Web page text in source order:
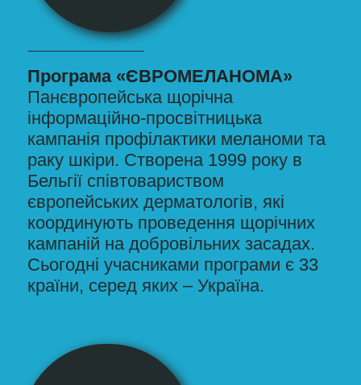
програми за ініціативи Заслуженого
лікаря України, доктора медичних
наук, професора Ольги Богомолець.
Перший День меланоми в Україні
представником та організатором
програми в Україні є громадська
організація «СТОП-МЕЛАНОМА».
місія проєкту
ВИЯВЛЕННЯ
МЕЛАНОМИНА
РАННІЙ СТАДІЇ